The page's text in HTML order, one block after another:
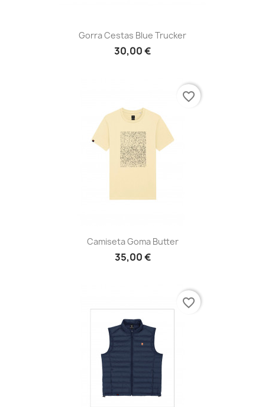
Gorra Cestas Blue Trucker
30,00 €
Camiseta Goma Butter
35,00 €
favorite_border
favorite_border